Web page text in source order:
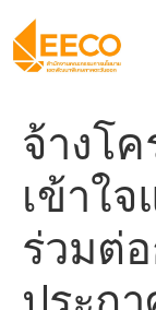
จ้างโ
เข้าใ
ร่วมต่